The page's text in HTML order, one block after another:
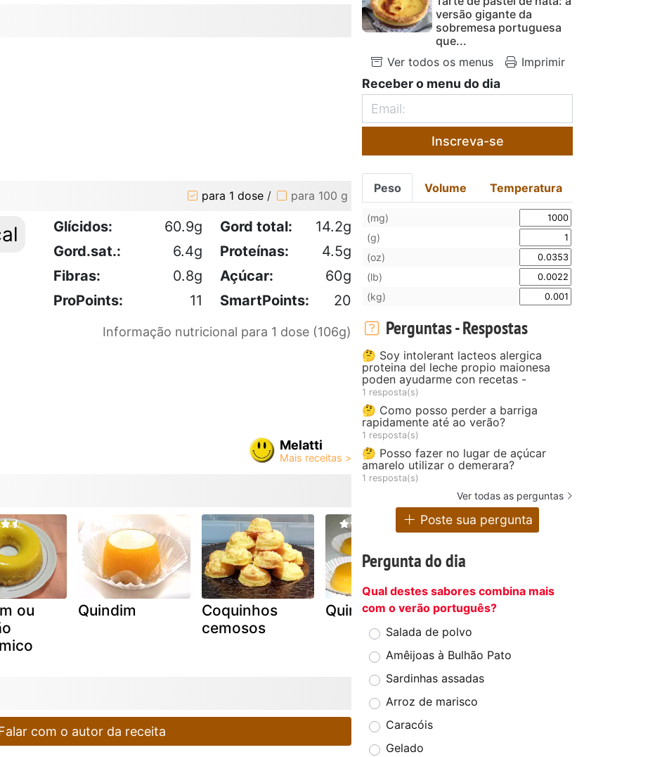
para 1 dose / para 100 g
Glícidos: 60.9g Gord total:
14.2g
Gord.sat.:
6.4g Proteínas:
4.5g
Fibras:
0.8g Açúcar:
60g
ProPoints:
11 SmartPoints: 20
Informação nutricional para 1 dose (106g)
Melatti
ou
Quindim
Coquinhos
cemosos
Quindins Licor de coco
com o autor da receita
versão gigante da
sobremesa portuguesa
que...
Ver todos os menus
Imprimir
Receber o menu do dia
Inscreva-se
Peso Volume Temperatura
(mg)
(g)
(oz)
(lb)
(kg)
Perguntas - Respostas
🤔 Soy intolerant lacteos alergica
proteina del leche propio maionesa
poden ayudarme con recetas -
1 resposta(s)
🤔 Como posso perder a barriga
rapidamente até ao verão?
1 resposta(s)
🤔 Posso fazer no lugar de açúcar
amarelo utilizar o demerara?
1 resposta(s)
Ver todas as perguntas
Poste sua pergunta
Pergunta do dia
Qual destes sabores combina mais
com o verão português?
Salada de polvo
Amêijoas à Bulhão Pato
Sardinhas assadas
Arroz de marisco
Caracóis
Gelado